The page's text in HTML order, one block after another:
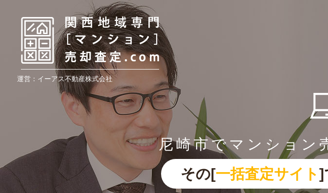
運営：イーアス不動産株式会社
尼崎市でマンション
その[一括査定サイト]